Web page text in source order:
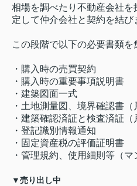
相場を調べたり不動産会社
定して仲介会社と契約を結び
この段階で以下の必要書類を
・購入時の売買契約
・購入時の重要事項説明書
・建築図面一式
・土地測量図、境界確認書（
・建築確認済証と検査済証（
・登記識別情報通知
・固定資産税の評価証明書
・管理規約、使用細則等（マ
▼売り出し中